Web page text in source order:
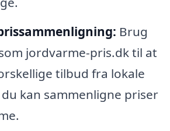
Brug
jordvarme-pris.dk til at
tilbud fra lokale
kan sammenligne priser